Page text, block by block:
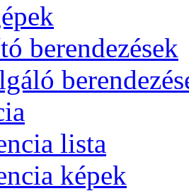
berendezések
lista
képek